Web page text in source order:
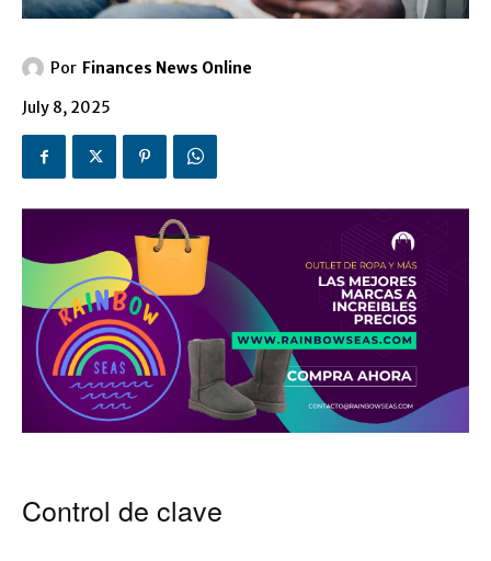
Por Finances News Online
July 8, 2025
Control de clave